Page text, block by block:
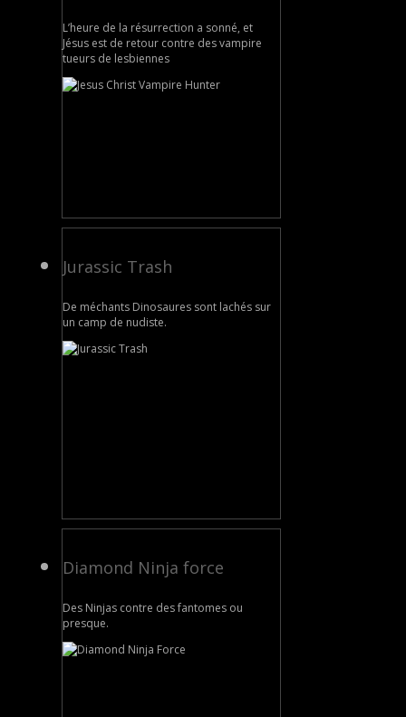
L’heure de la résurrection a sonné, et
Jésus est de retour contre des vampire
tueurs de lesbiennes
Jurassic Trash
De méchants Dinosaures sont lachés sur
un camp de nudiste.
Diamond Ninja force
Des Ninjas contre des fantomes ou
presque.